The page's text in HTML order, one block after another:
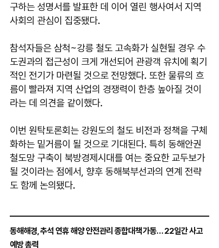
구하는 성명서를 발표한 데 이어 열린 행사여서 지역
사회의 관심이 집중됐다.
참석자들은 삼척~강릉 철도 고속화가 실현될 경우 수
도권과의 접근성이 크게 개선되어 관광객 유치에 획기
적인 전기가 마련될 것으로 전망했다. 또한 물류의 흐
름이 빨라져 지역 산업의 경쟁력이 한층 높아질 것이
라는 데 의견을 같이했다.
이번 원탁토론회는 강원도의 철도 비전과 정책을 구체
화하는 밑거름이 될 것으로 기대된다. 특히 동해안권
철도망 구축이 북방경제시대를 여는 중요한 교두보가
될 것이라는 점에서, 향후 동해북부선과의 연계 전략
도 함께 논의됐다.
동해해경, 추석 연휴 해양 안전관리 종합대책 가동… 22일간 사고
예방 총력